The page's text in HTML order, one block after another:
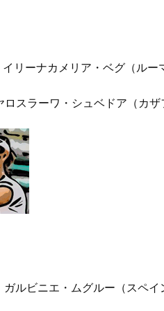
リーナカメリア・ベグ（ルー
スラーワ・シュベドア（カザ
ルビニエ・ムグルー（スペイ